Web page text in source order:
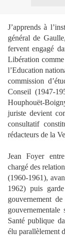
J’apprends à
général de
fervent engagé
Libération
l’Education
commission
Conseil (1947-
Houphouët-
juriste devient
consultatif
rédacteurs de la
Jean Foyer
chargé des
(1960-1961),
1962) puis
gouvernement
Santé publique
élu parallèlement